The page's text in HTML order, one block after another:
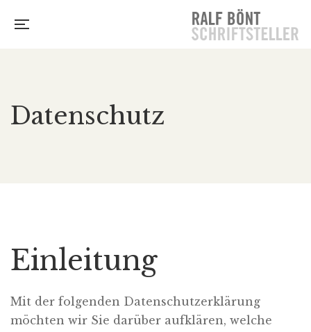
Datenschutz
Einleitung
Mit der folgenden Datenschutzerklärung
möchten wir Sie darüber aufklären, welche